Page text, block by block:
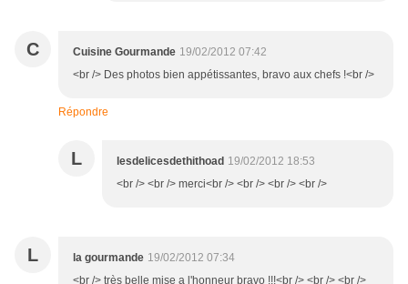
C Cuisine Gourmande 19/02/2012 07:42
<br /> Des photos bien appétissantes, bravo aux chefs !<br />
Répondre
L lesdelicesdethithoad 19/02/2012 18:53
<br /> <br /> merci<br /> <br /> <br /> <br />
L la gourmande 19/02/2012 07:34
<br /> très belle mise a l'honneur bravo !!!<br /> <br /> <br />